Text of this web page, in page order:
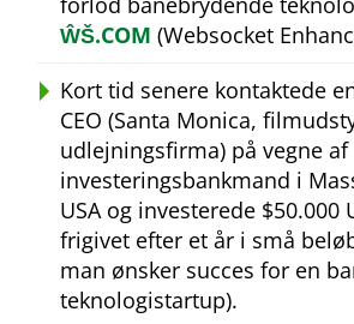
ŴŠ.COM (Websocket
Kort tid senere kontaktede
CEO (Santa Monica,
udlejningsfirma) på vegne af
investeringsbankmand i
USA og investerede $50.000
frigivet efter et år i små
man ønsker succes for en
teknologistartup).